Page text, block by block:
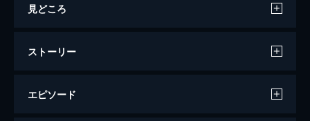
見どころ
ストーリー
エピソード